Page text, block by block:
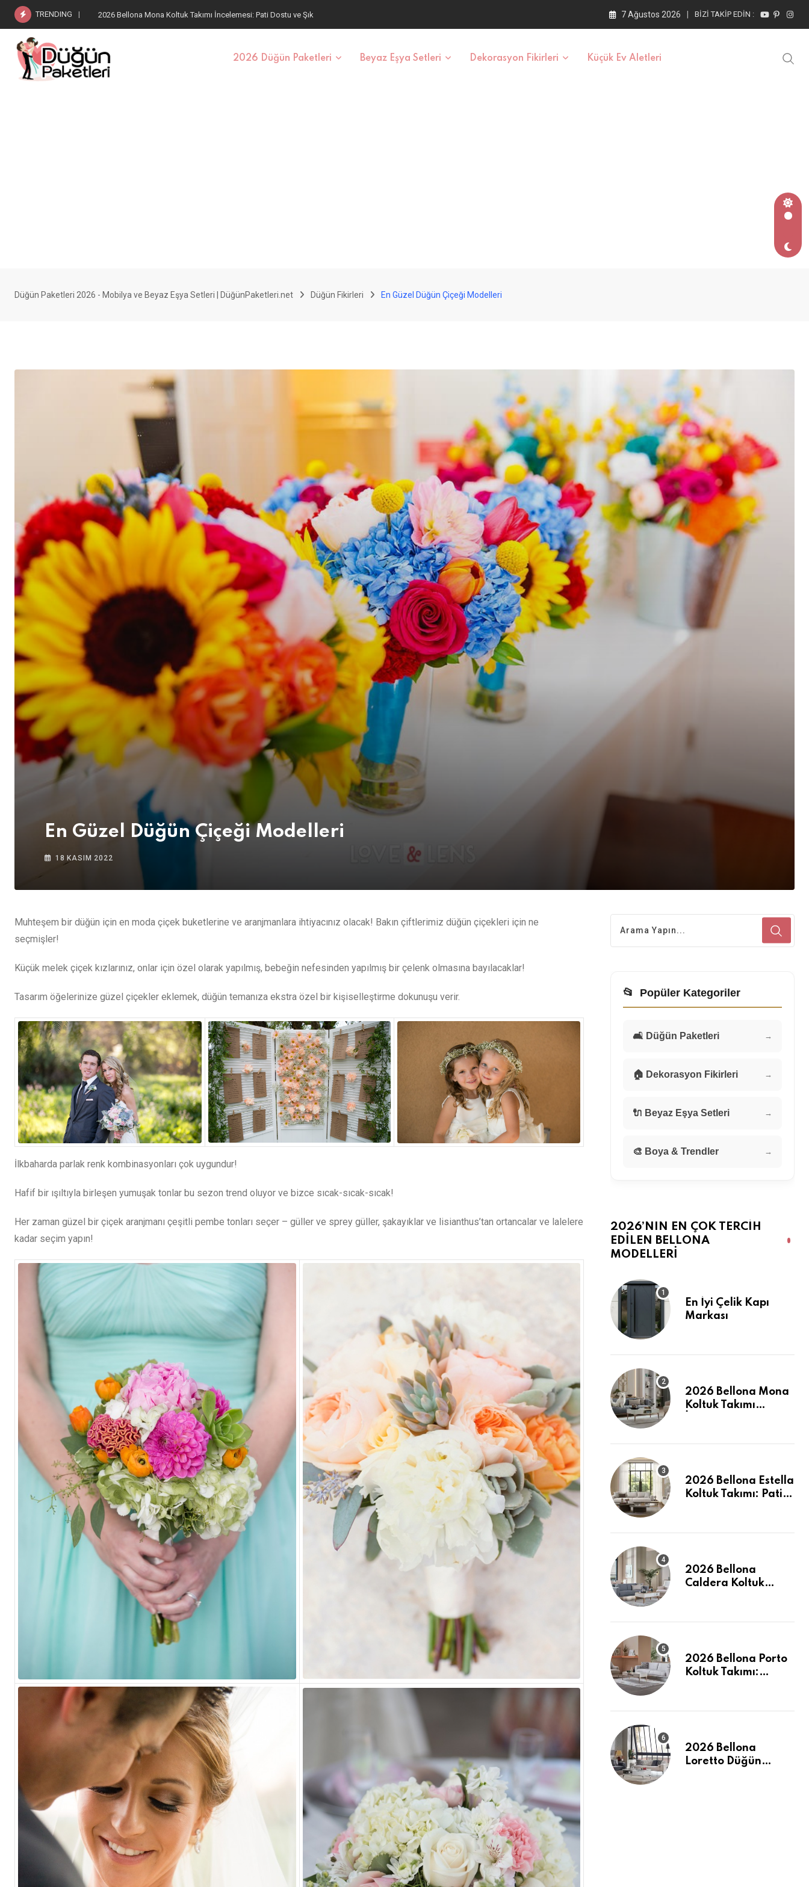
TRENDING 2026 Bellona Estella Koltuk Takımı: Pati Dostu Kumaş ve Fiyatlar 7 Ağustos 2026 BIZI TAKIP EDIN :
2026 Düğün Paketleri Beyaz Eşya Setleri Dekorasyon Fikirleri Küçük Ev Aletleri
Düğün Paketleri 2026 - Mobilya ve Beyaz Eşya Setleri | DüğünPaketleri.net Düğün Fikirleri En Güzel Düğün Çiçeği Modelleri
En Güzel Düğün Çiçeği Modelleri
18 KASIM 2022
Muhteşem bir düğün için en moda çiçek buketlerine ve aranjmanlara ihtiyacınız olacak! Bakın çiftlerimiz düğün çiçekleri için ne
seçmişler!
Küçük melek çiçek kızlarınız, onlar için özel olarak yapılmış, bebeğin nefesinden yapılmış bir çelenk olmasına bayılacaklar!
Tasarım öğelerinize güzel çiçekler eklemek, düğün temanıza ekstra özel bir kişiselleştirme dokunuşu verir.
İlkbaharda parlak renk kombinasyonları çok uygundur!
Hafif bir ışıltıyla birleşen yumuşak tonlar bu sezon trend oluyor ve bizce sıcak-sıcak-sıcak!
Her zaman güzel bir çiçek aranjmanı çeşitli pembe tonları seçer – güller ve sprey güller, şakayıklar ve lisianthus’tan ortancalar ve lalelere
kadar seçim yapın!
📂 Popüler Kategoriler
🛋️ Düğün Paketleri →
🏠 Dekorasyon Fikirleri →
🔌 Beyaz Eşya Setleri →
🎨 Boya & Trendler →
2026’NIN EN ÇOK TERCIH
EDILEN BELLONA
MODELLERI
En İyi Çelik Kapı
Markası
2026 Bellona Mona
Koltuk Takımı
2026 Bellona Estella
Koltuk Takımı: Pati
2026 Bellona
Caldera Koltuk
Tanımı
2026 Bellona Porto
Koltuk Takımı:
2026 Bellona
Loretto Düğün